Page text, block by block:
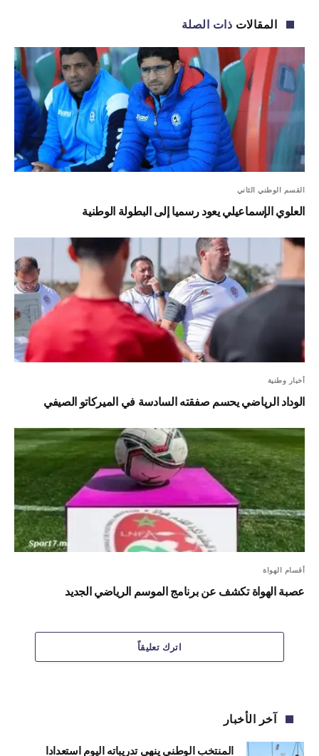
المقالات ذات الصلة
القسم الوطني الثاني
العلوي الإسماعيلي يعود رسميا إلى البطولة الوطنية
أخبار وطنية
الوداد الرياضي يحسم صفقته السادسة في الميركاتو الصيفي
أقسام الهواة
عصبة الهواة تكشف عن برنامج الموسم الرياضي الجديد
اترك تعليقاً
آخر الأخبار
المنتخب الوطني ينهي تدريباته اليوم استعدادا